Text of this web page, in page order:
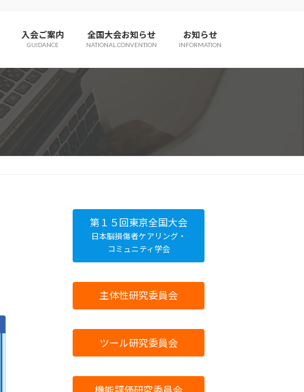
入会ご案内
GUIDANCE
全国大会お知らせ
NATIONAL CONVENTION
お知らせ
INFORMATION
第１５回東京全国大会
日本脳損傷者ケアリング・
コミュニティ学会
主体性研究委員会
ツール研究委員会